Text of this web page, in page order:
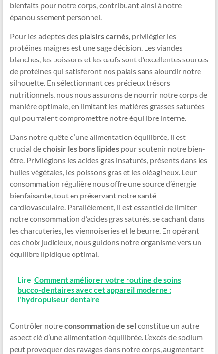
bienfaits pour notre corps, contribuant ainsi à notre
épanouissement personnel.
Pour les adeptes des plaisirs carnés, privilégier les
protéines maigres est une sage décision. Les viandes
blanches, les poissons et les œufs sont d’excellentes sources
de protéines qui satisferont nos palais sans alourdir notre
silhouette. En sélectionnant ces précieux trésors
nutritionnels, nous nous assurons de nourrir notre corps de
manière optimale, en limitant les matières grasses saturées
qui pourraient compromettre notre équilibre interne.
Dans notre quête d’une alimentation équilibrée, il est
crucial dechoisir les bons lipidespour soutenir notre bien-
être. Privilégions les acides gras insaturés, présents dans les
huiles végétales, les poissons gras et les oléagineux. Leur
consommation régulière nous offre une source d’énergie
bienfaisante, tout en préservant notre santé
cardiovasculaire. Parallèlement, il est essentiel de limiter
notre consommation d’acides gras saturés, se cachant dans
les charcuteries, les viennoiseries et le beurre. En opérant
ces choix judicieux, nous guidons notre organisme vers un
équilibre lipidique optimal.
Lire Comment améliorer votre routine de soins
bucco-dentaires avec cet appareil moderne :
l'hydropulseur dentaire
Contrôler notreconsommation de selconstitue un autre
aspect clé d’une alimentation équilibrée. L’excès de sodium
peut provoquer des ravages dans notre corps, augmentant